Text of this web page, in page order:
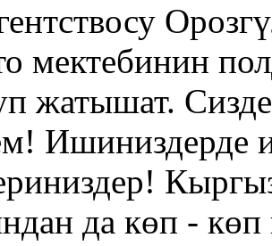
мектебинин
жатышат.
Ишиниздерде
да көп - көп